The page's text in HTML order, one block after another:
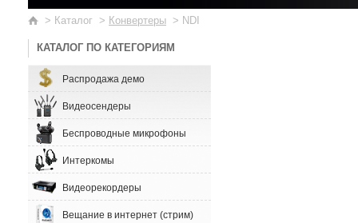
> Каталог > Конвертеры > NDI
КАТАЛОГ ПО КАТЕГОРИЯМ
Распродажа демо
Видеосендеры
Беспроводные микрофоны
Интеркомы
Видеорекордеры
Вещание в интернет (стрим)